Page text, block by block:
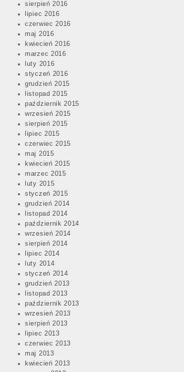
sierpień 2016
lipiec 2016
czerwiec 2016
maj 2016
kwiecień 2016
marzec 2016
luty 2016
styczeń 2016
grudzień 2015
listopad 2015
październik 2015
wrzesień 2015
sierpień 2015
lipiec 2015
czerwiec 2015
maj 2015
kwiecień 2015
marzec 2015
luty 2015
styczeń 2015
grudzień 2014
listopad 2014
październik 2014
wrzesień 2014
sierpień 2014
lipiec 2014
luty 2014
styczeń 2014
grudzień 2013
listopad 2013
październik 2013
wrzesień 2013
sierpień 2013
lipiec 2013
czerwiec 2013
maj 2013
kwiecień 2013